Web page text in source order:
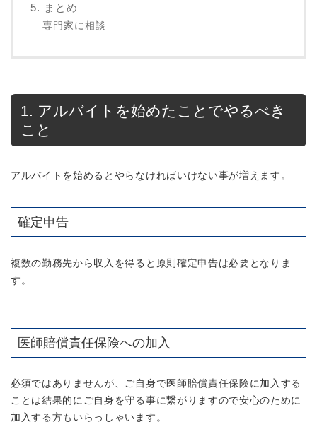
5. まとめ
専門家に相談
1. アルバイトを始めたことでやるべき
こと
アルバイトを始めるとやらなければいけない事が増えます。
確定申告
複数の勤務先から収入を得ると原則確定申告は必要となりま
す。
医師賠償責任保険への加入
必須ではありませんが、ご自身で医師賠償責任保険に加入する
ことは結果的にご自身を守る事に繋がりますので安心のために
加入する方もいらっしゃいます。